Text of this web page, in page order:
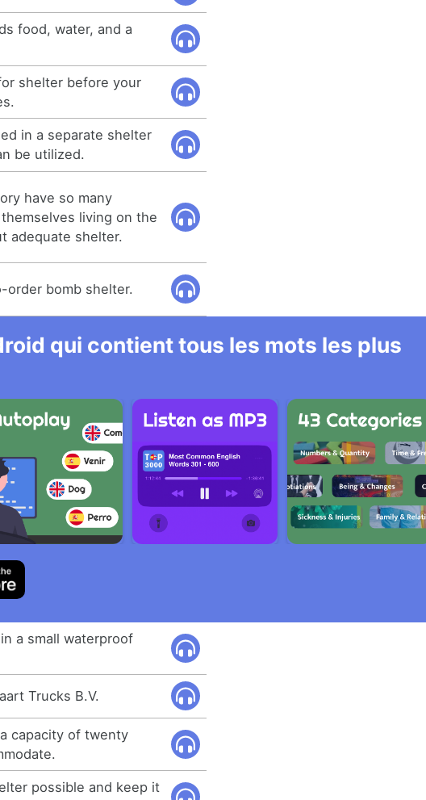
food, water, and a
shelter before your
in a separate shelter
be utilized.
have so many
living on the
adequate shelter.
order bomb shelter.
qui contient tous les mots les plus
a small waterproof
Trucks B.V.
capacity of twenty
possible and keep it